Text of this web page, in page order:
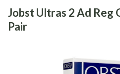
Jobst Ultras 2 Ad Reg
Pair